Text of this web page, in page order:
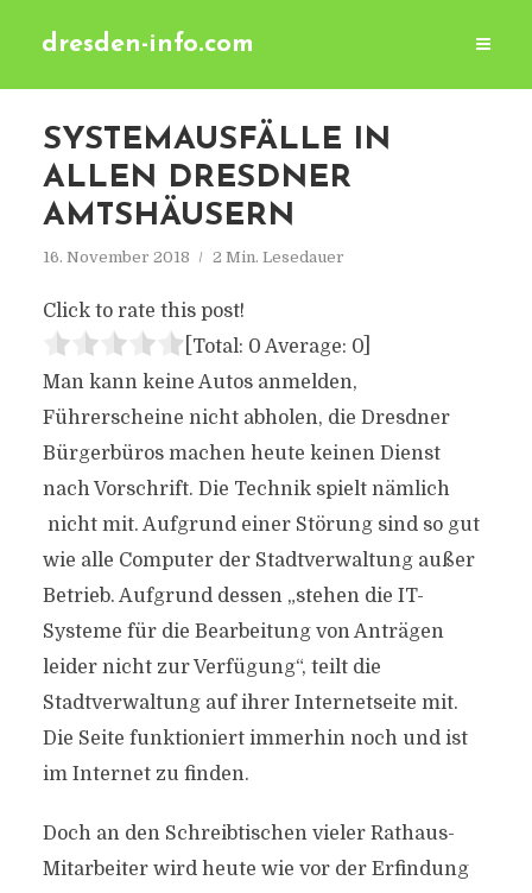
dresden-info.com
SYSTEMAUSFÄLLE IN
ALLEN DRESDNER
AMTSHÄUSERN
16. November 2018 2 Min. Lesedauer
Click to rate this post!
[Total: 0 Average: 0]
Man kann keine Autos anmelden,
Führerscheine nicht abholen, die Dresdner
Bürgerbüros machen heute keinen Dienst
nach Vorschrift. Die Technik spielt nämlich
nicht mit. Aufgrund einer Störung sind so gut
wie alle Computer der Stadtverwaltung außer
Betrieb. Aufgrund dessen „stehen die IT-
Systeme für die Bearbeitung von Anträgen
leider nicht zur Verfügung“, teilt die
Stadtverwaltung auf ihrer Internetseite mit.
Die Seite funktioniert immerhin noch und ist
im Internet zu finden.
Doch an den Schreibtischen vieler Rathaus-
Mitarbeiter wird heute wie vor der Erfindung